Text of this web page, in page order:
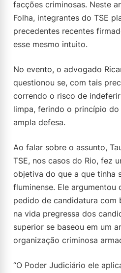
facções criminosas. Neste
Folha, integrantes do TSE
precedentes recentes
esse mesmo intuito.
No evento, o advogado
questionou se, com tais
correndo o risco de
limpa, ferindo o princípio
ampla defesa.
Ao falar sobre o assunto,
TSE, nos casos do Rio, fez
objetiva do que a que tinha
fluminense. Ele argumentou
pedido de candidatura com
na vida pregressa dos
superior se baseou em um
organização criminosa
“O Poder Judiciário ele